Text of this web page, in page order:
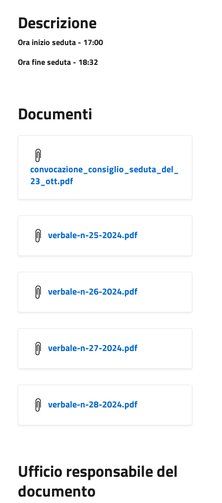
Descrizione
Ora inizio seduta - 17:00
Ora fine seduta - 18:32
Documenti
convocazione_consiglio_seduta_del_
23_ott.pdf
verbale-n-25-2024.pdf
verbale-n-26-2024.pdf
verbale-n-27-2024.pdf
verbale-n-28-2024.pdf
Ufficio responsabile del
documento